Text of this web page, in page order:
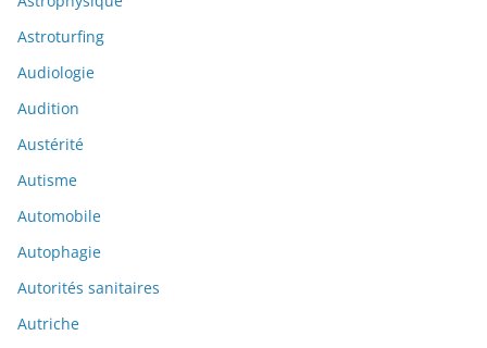
Astroturfing
Audiologie
Audition
Austérité
Autisme
Automobile
Autophagie
Autorités sanitaires
Autriche